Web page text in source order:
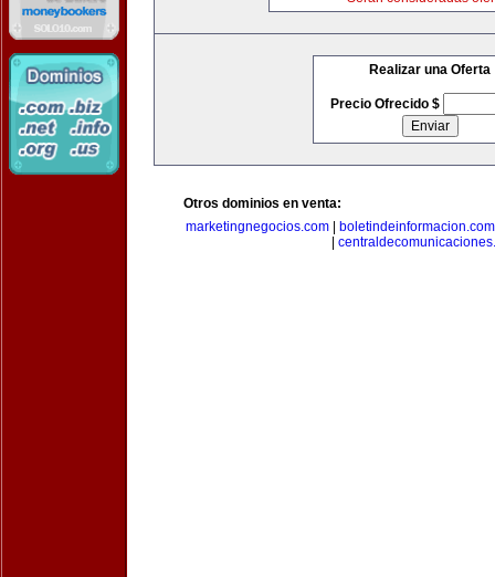
Realizar una Oferta
Precio Ofrecido $
Otros dominios en venta:
marketingnegocios.com
boletindeinformacion.com